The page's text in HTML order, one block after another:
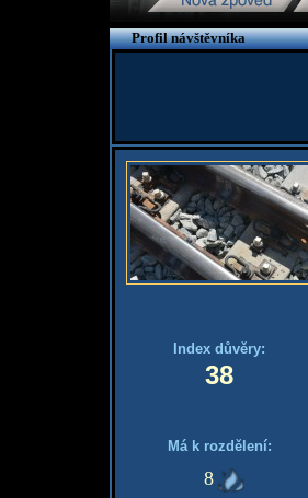
Profil návštěvníka
Index důvěry:
38
Má k rozdělení:
8